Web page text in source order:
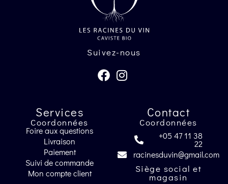
Suivez-nous
Services
Coordonnées
Foire aux questions
Livraison
Paiement
Suivi de commande
Mon compte client
Contact
Coordonnées
+05 47 11 38
22
racinesduvin@gmail.com
Siège social et
magasin